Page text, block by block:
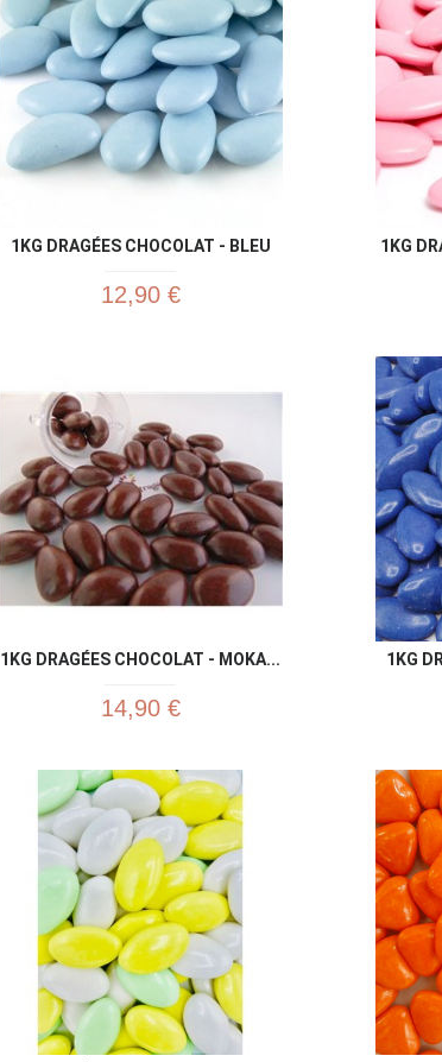
1KG DRAGÉES CHOCOLAT - BLEU
12,90 €
1KG
Aperçu rapide
1KG DRAGÉES CHOCOLAT - MOKA...
14,90 €
1KG
Aperçu rapide